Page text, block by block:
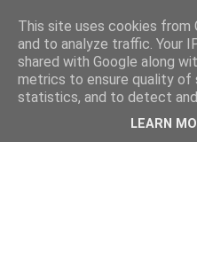
This site uses cookies
and to analyze traffic. Your
shared with Google along
metrics to ensure quality of
statistics, and to detect and
LEARN